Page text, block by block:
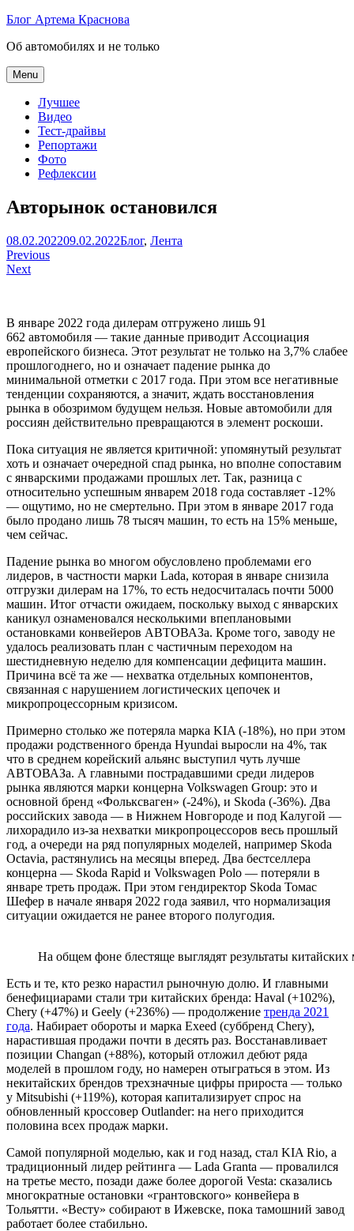
Skip
content
Блог Артема Краснова
Об автомобилях и не только
Menu
Лучшее
Видео
Тест-драйвы
Репортажи
Фото
Рефлексии
Авторынок остановился
Артем
Краснов
08.02.202209.02.2022Блог, Лента
Навигация
по
Previous
Next
В январе 2022 года дилерам отгружено лишь 91
662 автомобиля — такие данные приводит Ассоциация
европейского бизнеса. Этот результат не только на 3,7% слабее
прошлогоднего, но и означает падение рынка до
минимальной отметки с 2017 года. При этом все негативные
тенденции сохраняются, а значит, ждать восстановления
рынка в обозримом будущем нельзя. Новые автомобили для
россиян действительно превращаются в элемент роскоши.
Пока ситуация не является критичной: упомянутый результат
хоть и означает очередной спад рынка, но вполне сопоставим
с январскими продажами прошлых лет. Так, разница с
относительно успешным январем 2018 года составляет -12%
— ощутимо, но не смертельно. При этом в январе 2017 года
было продано лишь 78 тысяч машин, то есть на 15% меньше,
чем сейчас.
Падение рынка во многом обусловлено проблемами его
лидеров, в частности марки Lada, которая в январе снизила
отгрузки дилерам на 17%, то есть недосчиталась почти 5000
машин. Итог отчасти ожидаем, поскольку выход с январских
каникул ознаменовался несколькими впеплановыми
остановками конвейеров АВТОВАЗа. Кроме того, заводу не
удалось реализовать план с частичным переходом на
шестидневную неделю для компенсации дефицита машин.
Причина всё та же — нехватка отдельных компонентов,
связанная с нарушением логистических цепочек и
микропроцессорным кризисом.
Примерно столько же потеряла марка KIA (-18%), но при этом
продажи родственного бренда Hyundai выросли на 4%, так
что в среднем корейский альянс выступил чуть лучше
АВТОВАЗа. А главными пострадавшими среди лидеров
рынка являются марки концерна Volkswagen Group: это и
основной бренд «Фольксваген» (-24%), и Skoda (-36%). Два
российских завода — в Нижнем Новгороде и под Калугой —
лихорадило из-за нехватки микропроцессоров весь прошлый
год, а очереди на ряд популярных моделей, например Skoda
Octavia, растянулись на месяцы вперед. Два бестселлера
концерна — Skoda Rapid и Volkswagen Polo — потеряли в
январе треть продаж. При этом гендиректор Skoda Томас
Шефер в начале января 2022 года заявил, что нормализация
ситуации ожидается не ранее второго полугодия.
На общем фоне блестяще выглядят результаты китайских
Есть и те, кто резко нарастил рыночную долю. И главными
бенефициарами стали три китайских бренда: Haval (+102%),
Chery (+47%) и Geely (+236%) — продолжение тренда 2021
года. Набирает обороты и марка Exeed (суббренд Chery),
нарастившая продажи почти в десять раз. Восстанавливает
позиции Changan (+88%), который отложил дебют ряда
моделей в прошлом году, но намерен отыграться в этом. Из
некитайских брендов трехзначные цифры прироста — только
у Mitsubishi (+119%), которая капитализирует спрос на
обновленный кроссовер Outlander: на него приходится
половина всех продаж марки.
Самой популярной моделью, как и год назад, стал KIA Rio, а
традиционный лидер рейтинга — Lada Granta — провалился
на третье место, позади даже более дорогой Vesta: сказались
многократные остановки «грантовского» конвейера в
Тольятти. «Весту» собирают в Ижевске, пока тамошний завод
работает более стабильно.